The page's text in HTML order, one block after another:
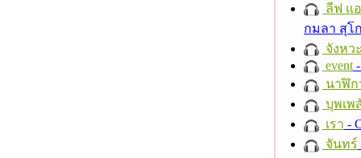
ลีฟ แอ
กมลา สุโ
จังหว
event
นาฬิก
บุพเพ
เรา -
จันทร์